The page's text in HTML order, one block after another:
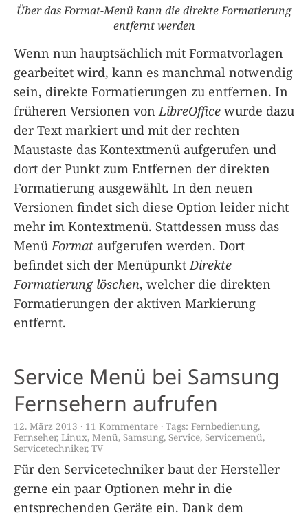
Über das Format-Menü kann die direkte Formatierung
entfernt werden
Wenn nun hauptsächlich mit Formatvorlagen
gearbeitet wird, kann es manchmal notwendig
sein, direkte Formatierungen zu entfernen. In
früheren Versionen von LibreOffice wurde dazu
der Text markiert und mit der rechten
Maustaste das Kontextmenü aufgerufen und
dort der Punkt zum Entfernen der direkten
Formatierung ausgewählt. In den neuen
Versionen findet sich diese Option leider nicht
mehr im Kontextmenü. Stattdessen muss das
Menü Format aufgerufen werden. Dort
befindet sich der Menüpunkt Direkte
Formatierung löschen, welcher die direkten
Formatierungen der aktiven Markierung
entfernt.
Service Menü bei Samsung
Fernsehern aufrufen
12. März 2013 11 Kommentare Tags: Fernbedienung,
Fernseher, Linux, Menü, Samsung, Service, Servicemenü,
Servicetechniker, TV
Für den Servicetechniker baut der Hersteller
gerne ein paar Optionen mehr in die
entsprechenden Geräte ein. Dank dem